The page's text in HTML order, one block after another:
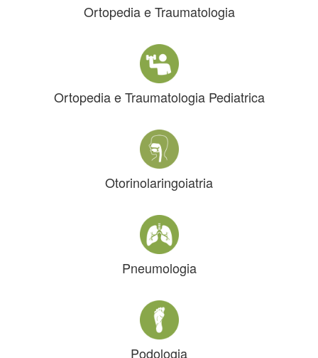
Ortopedia e Traumatologia
Ortopedia e Traumatologia Pediatrica
Otorinolaringoiatria
Pneumologia
Podologia